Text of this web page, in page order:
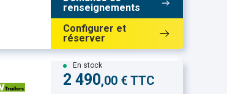
renseignements
Configurer et
réserver
En stock
2 490,00 € TTC